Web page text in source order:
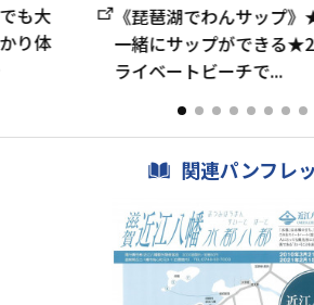
も大
り体
《琵琶湖でわんサップ
一緒にサップができる
ライベートビーチで...
関連パンフレ